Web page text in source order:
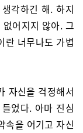
각하긴 해. 하지
어지지 않아. 그
란 너무나도 가볍
자신을 걱정해서
었다. 아마 진심
속을 어기고 자신